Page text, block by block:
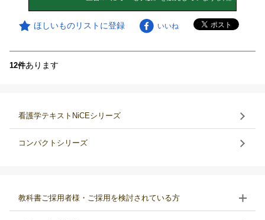
ほしいものリストに登録 いいね
12件あります
看護学テキストNiCEシリーズ
コンパクトシリーズ
教科書ご採用者様・ご採用を検討されている方